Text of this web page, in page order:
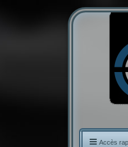
Accès